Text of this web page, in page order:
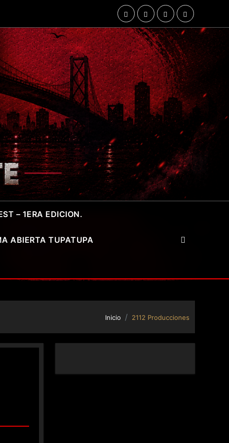
– 1ERA EDICION.
ABIERTA TUPATUPA
Inicio 2112 Producciones